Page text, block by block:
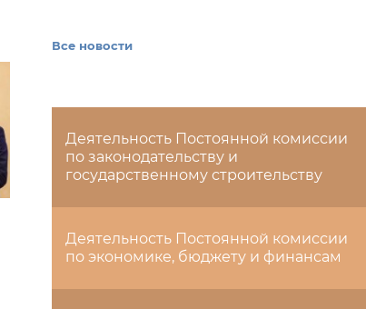
Все новости
Деятельность Постоянной комиссии
по законодательству и
государственному строительству
Деятельность Постоянной комиссии
по экономике, бюджету и финансам